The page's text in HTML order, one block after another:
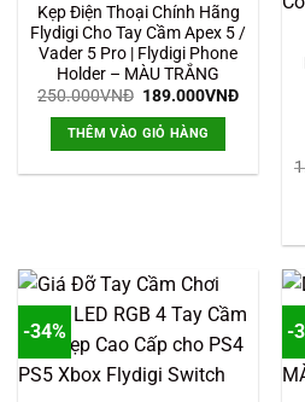
Kẹp Điện Thoại Chính Hãng
Flydigi Cho Tay Cầm Apex 5 /
Vader 5 Pro | Flydigi Phone
Holder – MÀU TRẮNG
250.000VNĐ Giá
là:
250.000VNĐ.
189.000VNĐGiá
THÊM VÀO GIỎ HÀNG
-34% -